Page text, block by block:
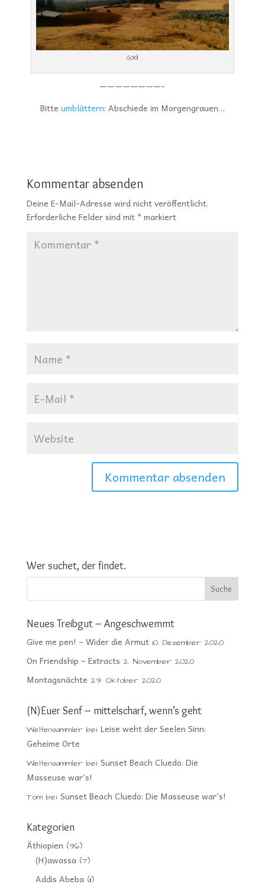
Gold
————————-
Bitte umblättern: Abschiede im Morgengrauen…
Kommentar absenden
Deine E-Mail-Adresse wird nicht veröffentlicht.
Erforderliche Felder sind mit * markiert
Wer suchet, der findet.
Neues Treibgut – Angeschwemmt
Give me pen! – Wider die Armut 10. Dezember 2020
On Friendship – Extracts 2. November 2020
Montagsnächte 29. Oktober 2020
(N)Euer Senf – mittelscharf, wenn’s geht
Weltensammlerbei Leise weht der Seelen Sinn:
Geheime Orte
Weltensammlerbei Sunset Beach Cluedo: Die
Masseuse war’s!
Tombei Sunset Beach Cluedo: Die Masseuse war’s!
Kategorien
Äthiopien (96)
(H)awassa(7)
Addis Abeba(11)